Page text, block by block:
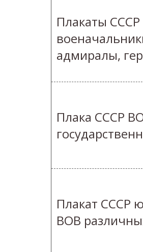
Плакаты СССР
адмиралы,
Плака СССР
Плакат СССР
ВОВ